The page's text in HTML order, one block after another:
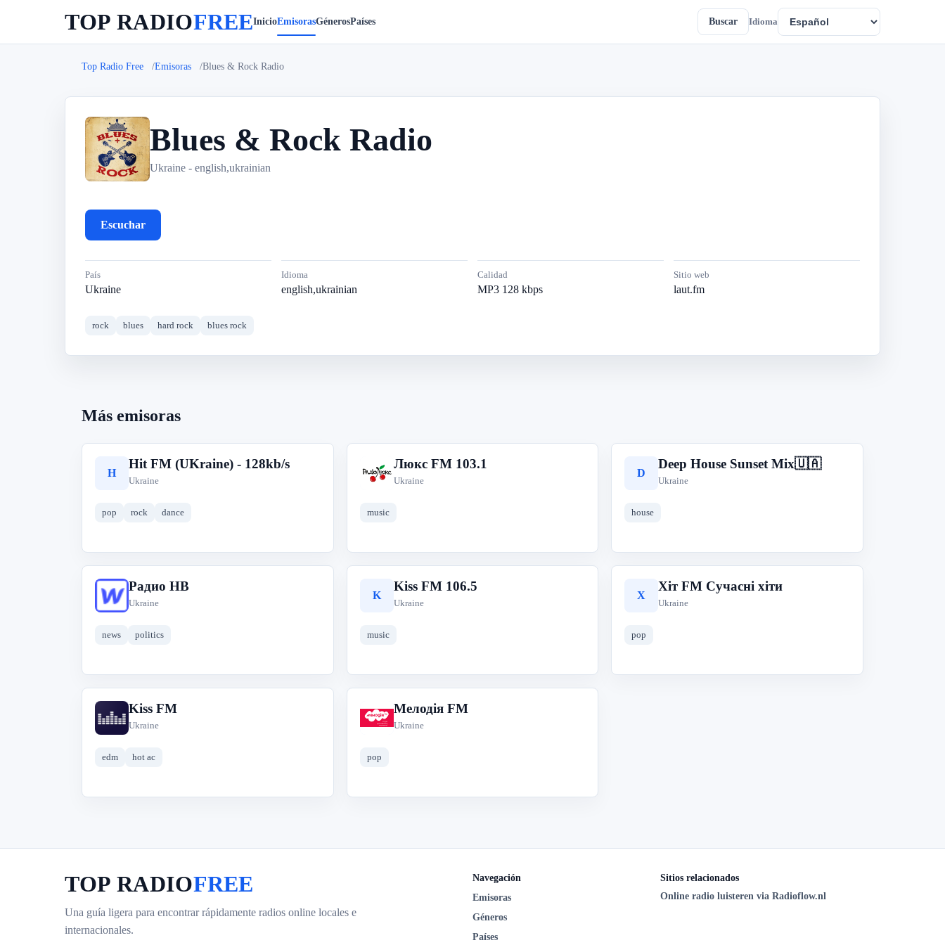
TOP RADIOFREEInicioEmisorasGénerosPaíses Buscar Idioma
Top Radio Free Emisoras Blues & Rock Radio
B Blues & Rock Radio
Ukraine - english,ukrainian
Escuchar
País
Ukraine
Idioma
english,ukrainian
Calidad
MP3 128 kbps
Sitio web
laut.fm
rock blues hard rock blues rock
Más emisoras
H
Hit FM (UKraine) - 128kb/s
Ukraine
pop rock dance
Л
Люкс FМ 103.1
Ukraine
music
D
Deep House Sunset Mix🇺🇦
Ukraine
house
Р
Радио НВ
Ukraine
news politics
K
Kiss FM 106.5
Ukraine
music
Х
Хіт FM Сучасні хіти
Ukraine
pop
K
Kiss FM
Ukraine
edm hot ac
М
Мелодія FM
Ukraine
pop
TOP RADIOFREE
Una guía ligera para encontrar rápidamente radios online locales e
internacionales.
Navegación
Emisoras
Géneros
Países
Sitios relacionados
Online radio luisteren via Radioflow.nl